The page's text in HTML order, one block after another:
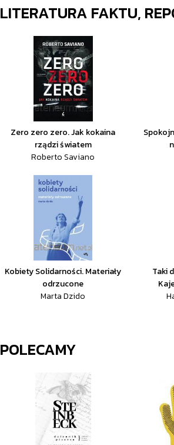
LITERATURA FAKTU,
Zero zero zero. Jak kokaina
rządzi światem
Roberto Saviano
Kobiety Solidarności. Materiały
odrzucone
Marta Dzido
Taki
POLECAMY